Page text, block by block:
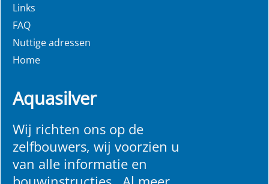
Links
FAQ
Nuttige adressen
Home
Aquasilver
Wij richten ons op de
zelfbouwers, wij voorzien u
van alle informatie en